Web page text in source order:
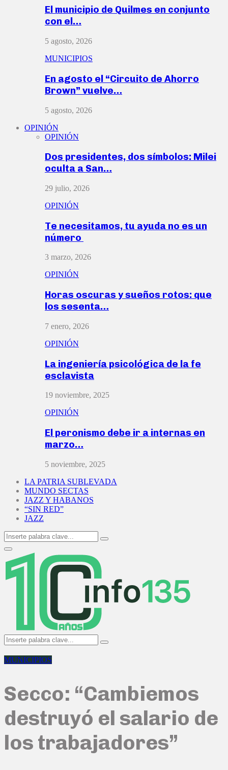
El municipio de Quilmes en conjunto
con el…
5 agosto, 2026
MUNICIPIOS
En agosto el “Circuito de Ahorro
Brown” vuelve…
5 agosto, 2026
OPINIÓN
OPINIÓN
Dos presidentes, dos símbolos: Milei
oculta a San…
29 julio, 2026
OPINIÓN
Te necesitamos, tu ayuda no es un
número
3 marzo, 2026
OPINIÓN
Horas oscuras y sueños rotos: que
los sesenta…
7 enero, 2026
OPINIÓN
La ingeniería psicológica de la fe
esclavista
19 noviembre, 2025
OPINIÓN
El peronismo debe ir a internas en
marzo…
5 noviembre, 2025
LA PATRIA SUBLEVADA
MUNDO SECTAS
JAZZ Y HABANOS
“SIN RED”
JAZZ
Search
for:
Search
Primary
Menu
Search
for:
Search
MUNICIPIOS
Secco: “Cambiemos
destruyó el salario de
los trabajadores”